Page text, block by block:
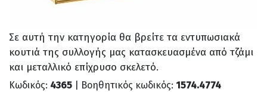
Σε αυτή την κατηγορία θα βρείτε τα εντυπωσιακά
κουτιά της συλλογής μας κατασκευασμένα από τζάμι
και μεταλλικό επίχρυσο σκελετό.
Κωδικός: 4365 | Βοηθητικός κωδικός: 1574.4774